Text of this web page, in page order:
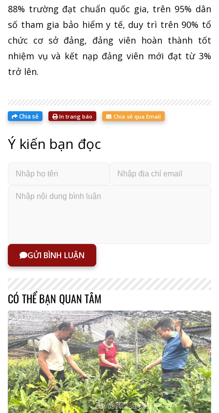
88% trường đạt chuẩn quốc gia, trên 95% dân
số tham gia bảo hiểm y tế, duy trì trên 90% tổ
chức cơ sở đảng, đảng viên hoàn thành tốt
nhiệm vụ và kết nạp đảng viên mới đạt từ 3%
trở lên.
Chia sẻ In trang báo Chia sẻ qua Email
Ý kiến bạn đọc
GỬI BÌNH LUẬN
CÓ THỂ BẠN QUAN TÂM